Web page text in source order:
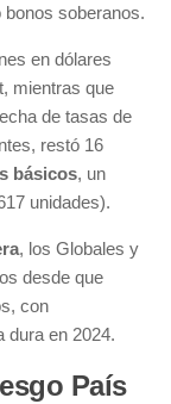
soberanos.
en dólares
mientras que
de tasas de
restó 16
básicos, un
unidades).
, los Globales y
desde que
con
dura en 2024.
País